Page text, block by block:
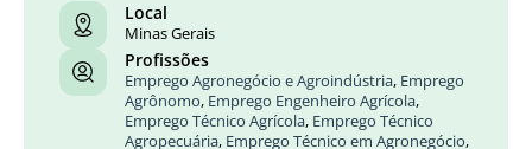
Local
Minas Gerais
Profissões
Emprego Agronegócio e Agroindústria, Emprego
Agrônomo, Emprego Engenheiro Agrícola,
Emprego Técnico Agrícola, Emprego Técnico
Agropecuária, Emprego Técnico em Agronegócio,